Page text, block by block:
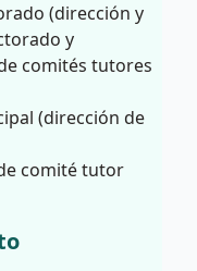
(dirección y
y
comités tutores
(dirección de
comité tutor